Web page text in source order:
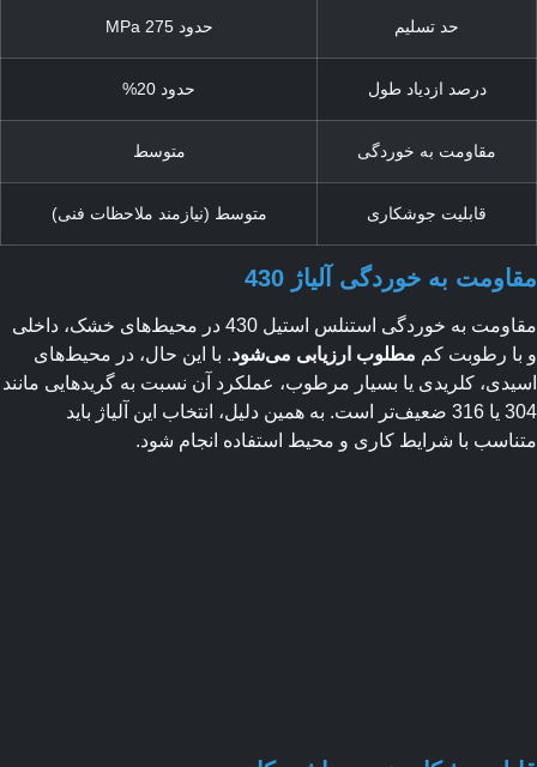
حد تسلیم حدود 275 MPa
درصد ازدیاد طول حدود 20%
مقاومت به خوردگی متوسط
قابلیت جوشکاری متوسط (نیازمند ملاحظات فنی)
به خوردگی آلیاژ 430
مقاومت به خوردگی استنلس استیل 430 در محیط‌های خشک، داخلی
رطوبت کممطلوب ارزیابی می‌شود. با این حال، در محیط‌های
کلریدی یا بسیار مرطوب، عملکرد آن نسبت به گریدهایی مانند
304 یا 316 ضعیف‌تر است. به همین دلیل، انتخاب این آلیاژ باید
با شرایط کاری و محیط استفاده انجام شود.